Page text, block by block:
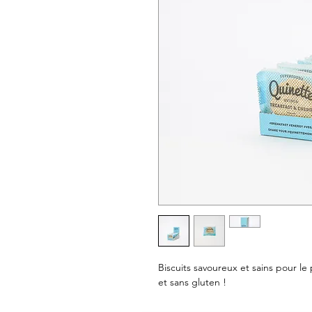
Biscuits savoureux et sains pour
et sans gluten !